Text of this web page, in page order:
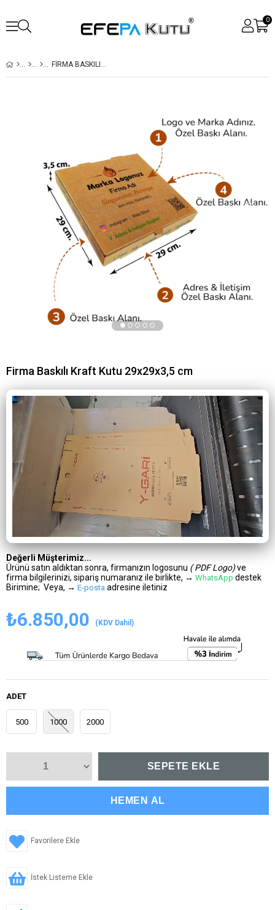
0
FIRMA BASKILI KRAFT KUTU 29X29X3,5 CM
›
Firma Baskılı Kraft Kutu 29x29x3,5 cm
Değerli Müşterimiz...
Ürünü satın aldıktan sonra, firmanızın logosunu ( PDF Logo)ve
firma bilgilerinizi, sipariş numaranız ile birlikte, → WhatsApp destek
Birimine; Veya, → E-posta adresine iletiniz
₺6.850,00 (KDV Dahil)
ADET
500 1000 2000
Favorilere Ekle
İstek Listeme Ekle